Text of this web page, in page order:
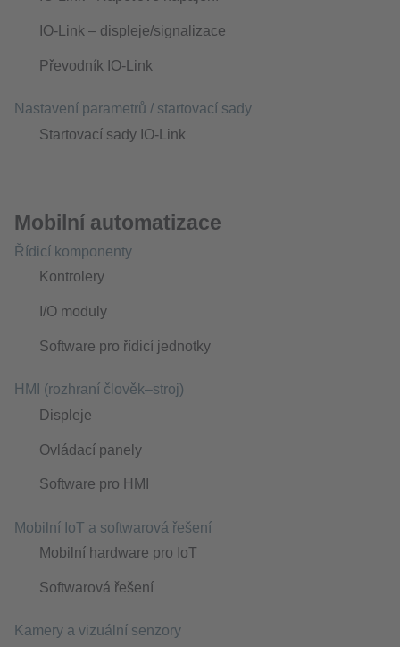
IO-Link – displeje/signalizace
Převodník IO-Link
Nastavení parametrů / startovací sady
Startovací sady IO-Link
Mobilní automatizace
Řídicí komponenty
Kontrolery
I/O moduly
Software pro řídicí jednotky
HMI (rozhraní člověk–stroj)
Displeje
Ovládací panely
Software pro HMI
Mobilní IoT a softwarová řešení
Mobilní hardware pro IoT
Softwarová řešení
Kamery a vizuální senzory